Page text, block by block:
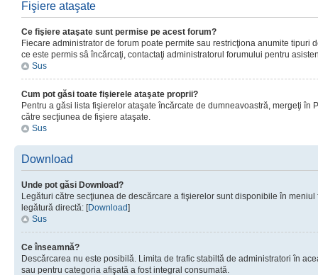
Fişiere ataşate
Ce fişiere ataşate sunt permise pe acest forum?
Fiecare administrator de forum poate permite sau restricţiona anumite tipuri
ce este permis sâ încărcaţi, contactaţi administratorul forumului pentru
Sus
Cum pot găsi toate fişierele ataşate proprii?
Pentru a găsi lista fişierelor ataşate încărcate de dumneavoastră, mergeţi în
către secţiunea de fişiere ataşate.
Sus
Download
Unde pot găsi Download?
Legături către secţiunea de descărcare a fişierelor sunt disponibile în
legătură directă: [Download]
Sus
Ce înseamnă?
Descărcarea nu este posibilă. Limita de trafic stabiltă de administratori în
sau pentru categoria afişată a fost integral consumată.